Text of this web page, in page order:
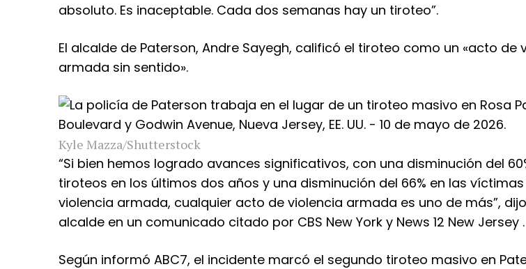
absoluto. Es inaceptable. Cada dos semanas hay un tiroteo”.
El alcalde de Paterson, Andre Sayegh, calificó el tiroteo como un «acto de
armada sin sentido».
Kyle Mazza/Shutterstock
“Si bien hemos logrado avances significativos, con una disminución del
tiroteos en los últimos dos años y una disminución del 66% en las
violencia armada, cualquier acto de violencia armada es uno de más”,
alcalde en un comunicado citado por CBS New York y News 12 New Jersey .
Según informó ABC7, el incidente marcó el segundo tiroteo masivo en